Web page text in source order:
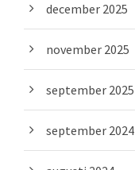
december 2025
november 2025
september 2025
september 2024